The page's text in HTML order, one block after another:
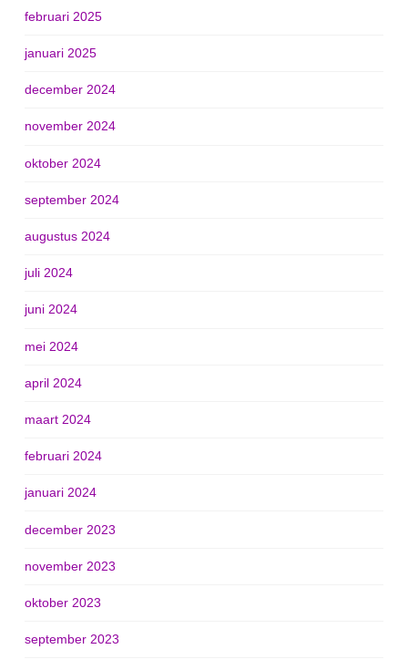
februari 2025
januari 2025
december 2024
november 2024
oktober 2024
september 2024
augustus 2024
juli 2024
juni 2024
mei 2024
april 2024
maart 2024
februari 2024
januari 2024
december 2023
november 2023
oktober 2023
september 2023